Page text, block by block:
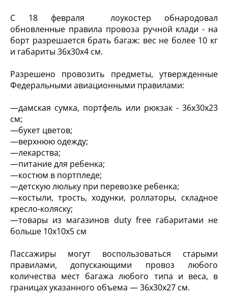
С 18 февраля лоукостер обнародовал
обновленные правила провоза ручной клади - на
борт разрешается брать багаж: вес не более 10 кг
и габариты 36х30х4 см.
Разрешено провозить предметы, утвержденные
Федеральными авиационными правилами:
—дамская сумка, портфель или рюкзак - 36х30х23
см;
—букет цветов;
—верхнюю одежду;
—лекарства;
—питание для ребенка;
—костюм в портпледе;
—детскую люльку при перевозке ребенка;
—костыли, трость, ходунки, роллаторы, складное
кресло-коляску;
—товары из магазинов duty free габаритами не
больше 10х10х5 см
Пассажиры могут воспользоваться старыми
правилами, допускающими провоз любого
количества мест багажа любого типа и веса, в
границах указанного объема — 36х30х27 см.